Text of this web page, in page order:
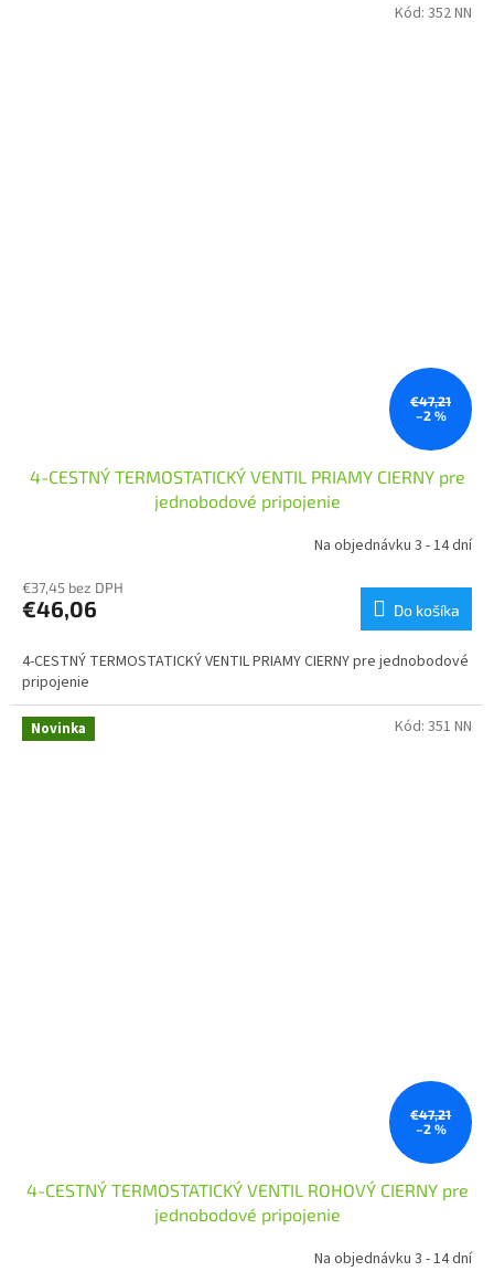
€47,21
–2 %
4-CESTNÝ TERMOSTATICKÝ VENTIL PRIAMY CIERNY pre
jednobodové pripojenie
Na objednávku 3 - 14 dní
€37,45 bez DPH
€46,06 Do košíka
4-CESTNÝ TERMOSTATICKÝ VENTIL PRIAMY CIERNY pre jednobodové
pripojenie
Kód: 352 NN
Novinka
€47,21
–2 %
4-CESTNÝ TERMOSTATICKÝ VENTIL ROHOVÝ CIERNY pre
jednobodové pripojenie
Na objednávku 3 - 14 dní
Kód: 351 NN